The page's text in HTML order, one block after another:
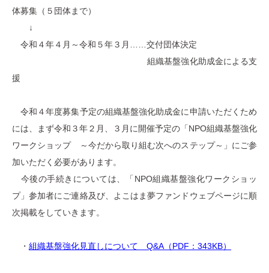
体募集（５団体まで）
↓
令和４年４月～令和５年３月……交付団体決定
組織基盤強化助成金による支
援
令和４年度募集予定の組織基盤強化助成金に申請いただくため
には、
まず令和３年２月、３月に開催予定の「NPO組織基盤強化
ワークショップ ～今だから取り組む次へのステップ～」 にご参
加いただく必要があります。
今後の手続きについては、「NPO組織基盤強化ワークショッ
プ」参加者にご連絡及び、よこはま夢ファンドウェブページに順
次掲載をしていきます。
・ 組織基盤強化見直しについて Q&A（PDF：343KB）